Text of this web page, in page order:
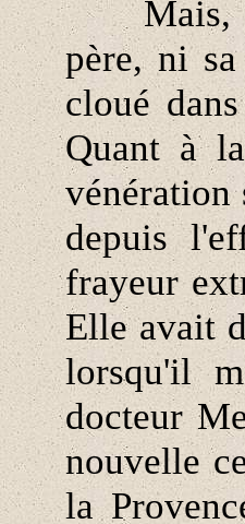
Mais,
père, ni
cloué
Quant à
vénération
depuis
frayeur
Elle avait
lorsqu'il
docteur
nouvelle
la